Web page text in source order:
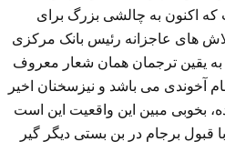
اکنون به چالشی بزرگ برای
های عاجزانه رئیس بانک مرکزی
به یقین ترجمان همان شعار معروف
می باشد و نیزسخنان اخیر
بخوبی مبین این واقعیت این است
قبول برجام در بن بستی دیگر گیر